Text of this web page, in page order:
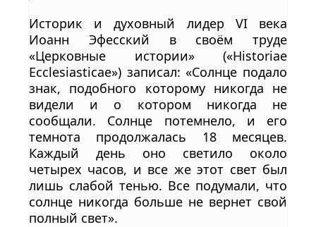
Историк и духовный лидер VI века
Иоанн Эфесский в своём труде
«Церковные истории» («Historiae
Ecclesiasticae») записал: «Солнце подало
знак, подобного которому никогда не
видели и о котором никогда не
сообщали. Солнце потемнело, и его
темнота продолжалась 18 месяцев.
Каждый день оно светило около
четырех часов, и все же этот свет был
лишь слабой тенью. Все подумали, что
солнце никогда больше не вернет свой
полный свет».